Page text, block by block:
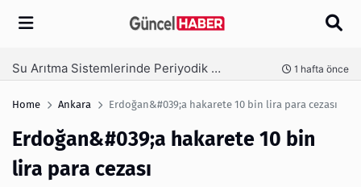
Arama
önce 3 hafta
Home Ankara Erdoğan&#039;a hakarete 10 bin lira para cezası
Erdoğan&#039;a hakarete 10 bin
lira para cezası